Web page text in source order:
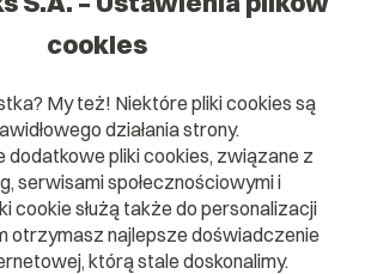
cookies
My też! Niektóre pliki cookies są
działania strony.
dodatkowe pliki cookies, związane z
serwisami społecznościowymi i
cookie służą także do personalizacji
otrzymasz najlepsze doświadczenie
którą stale doskonalimy.